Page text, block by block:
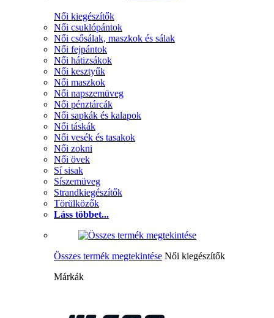
Női kiegészítők
Női csuklópántok
Női csősálak, maszkok és sálak
Női fejpántok
Női hátizsákok
Női kesztyűk
Női maszkok
Női napszemüveg
Női pénztárcák
Női sapkák és kalapok
Női táskák
Női vesék és tasakok
Női zokni
Női övek
Sí sisak
Síszemüveg
Strandkiegészítők
Törülközők
Láss többet...
Összes termék megtekintése Női kiegészítők
Márkák